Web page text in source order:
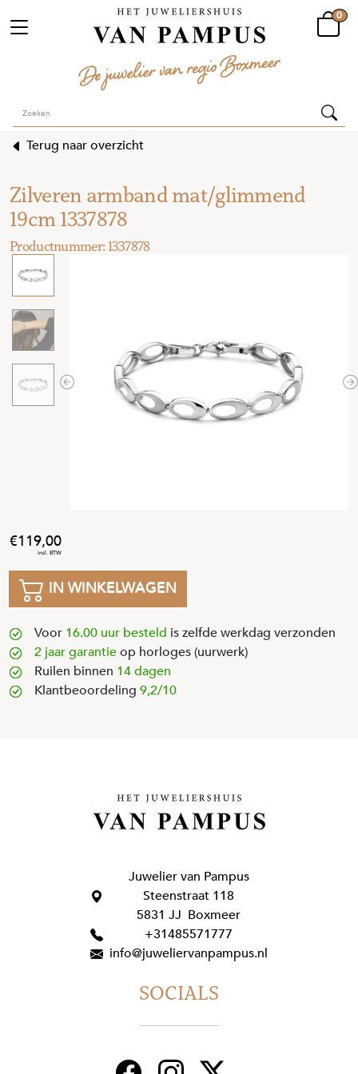
0
Terug naar overzicht
Zilveren armband mat/glimmend
19cm 1337878
Previous
119,00
IN WINKELWAGEN
Voor 16.00 uur besteld is zelfde werkdag verzonden
2 jaar garantieop horloges (uurwerk)
Ruilen binnen 14 dagen
Klantbeoordeling 9,2/10
Juwelier van Pampus
Steenstraat 118
5831 JJ Boxmeer
+31485571777
info@juweliervanpampus.nl
SOCIALS